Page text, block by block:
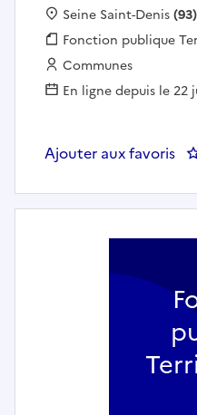
Localisation :
Seine Saint-Denis(93)
Fonction publique :
Fonction publique
Employeur :
Communes
En ligne depuis le 22
Ajouter aux favoris :